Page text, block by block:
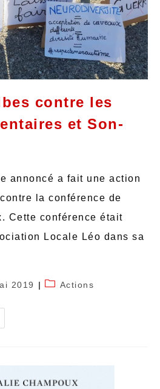
contre les
et Son-
annoncé a fait une action
la conférence de
Cette conférence était
Locale Léo dans sa
2019 Actions